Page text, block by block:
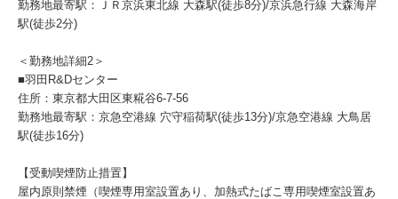
勤務地最寄駅：ＪＲ京浜東北線 大森駅(徒歩8分)/京浜急行線 大森海岸
駅(徒歩2分)
＜勤務地詳細2＞
■羽田R&Dセンター
住所：東京都大田区東糀谷6-7-56
勤務地最寄駅：京急空港線 穴守稲荷駅(徒歩13分)/京急空港線 大鳥居
駅(徒歩16分)
【受動喫煙防止措置】
屋内原則禁煙（喫煙専用室設置あり、加熱式たばこ専用喫煙室設置あ